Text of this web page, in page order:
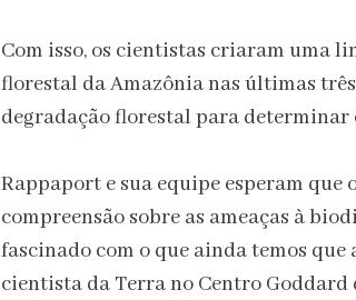
Com isso, os cientistas criaram uma
florestal da Amazônia nas últimas
degradação florestal para determinar
Rappaport e sua equipe esperam
compreensão sobre as ameaças à
fascinado com o que ainda temos
cientista da Terra no Centro Goddard